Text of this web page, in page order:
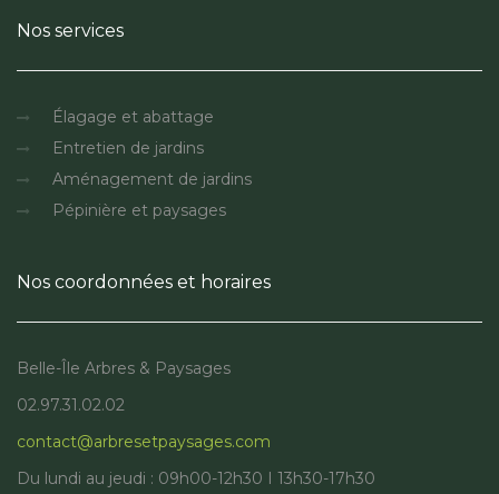
Nos services
Élagage et abattage
Entretien de jardins
Aménagement de jardins
Pépinière et paysages
Nos coordonnées et horaires
Belle-Île Arbres & Paysages
02.97.31.02.02
contact@arbresetpaysages.com
Du lundi au jeudi : 09h00-12h30 I 13h30-17h30